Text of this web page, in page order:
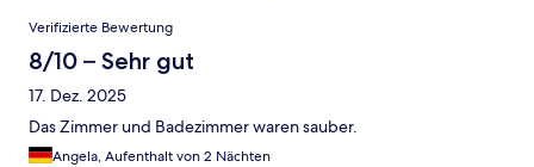
Bewertungen
Verifizierte Bewertung
8/10 – Sehr gut
17. Dez. 2025
Das Zimmer und Badezimmer waren sauber.
Angela, Aufenthalt von 2 Nächten